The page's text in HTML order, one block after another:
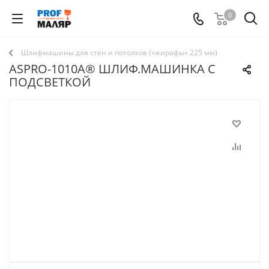
0
Шлифмашины для стен и потолков («жирафы» 225 мм)
ASPRO-1010A® ШЛИФ.МАШИНКА С
ПОДСВЕТКОЙ